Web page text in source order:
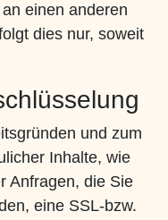
einen anderen
dies nur, soweit
und zum
Inhalte, wie
Anfragen, die Sie
eine SSL-bzw.